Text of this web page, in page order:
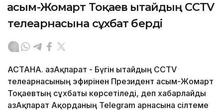
Қасым-Жомарт Тоқаев Қытайдың CCTV
телеарнасына сұхбат берді
АСТАНА. ҚазАқпарат - Бүгін Қытайдың CCTV
телеарнасының эфирінен Президент Қасым-Жомарт
Тоқаевтың сұхбаты көрсетіледі, деп хабарлайды
ҚазАқпарат Ақорданың Telegram арнасына сілтеме